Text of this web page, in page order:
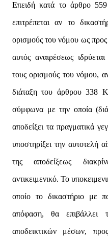
Επειδή κατά το άρθρο
επιτρέπεται αν το
ορισμούς του νόμου ως
αυτός αναιρέσεως
τους ορισμούς του νόμου,
διάταξη του άρθρου 338
σύμφωνα με την οποία
αποδείξει τα πραγματικά
υποστηρίξει την αυτοτελή
της αποδείξεως
αντικειμενικό. Το
οποίο το δικαστήριο με
απόφαση, θα επιβάλλει
αποδεικτικών μέσων,